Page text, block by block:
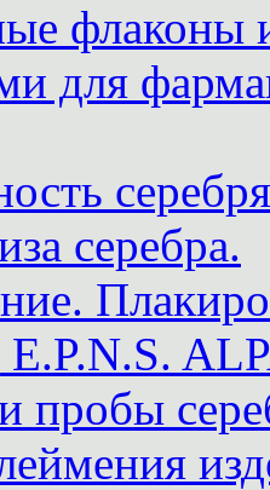
флаконы
для
серебра.
пробы